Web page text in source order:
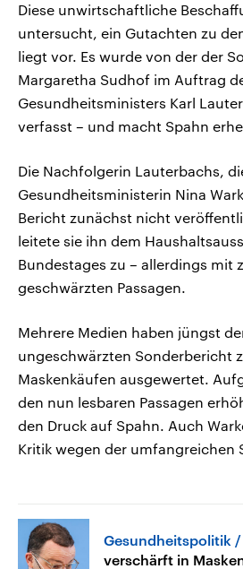
Diese unwirtschaftliche
untersucht, ein Gutachten zu
liegt vor. Es wurde von der der
Margaretha Sudhof im Auftrag
Gesundheitsministers Karl
verfasst – und macht Spahn
Die Nachfolgerin Lauterbachs,
Gesundheitsministerin Nina
Bericht zunächst nicht
leitete sie ihn dem
Bundestages zu – allerdings mit
geschwärzten Passagen.
Mehrere Medien haben jüngst
ungeschwärzten Sonderbericht
Maskenkäufen ausgewertet.
den nun lesbaren Passagen
den Druck auf Spahn. Auch
Kritik wegen der umfangreichen
Gesundheitspolitik
verschärft in